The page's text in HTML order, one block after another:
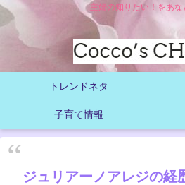
主婦の知りたい！をあな
トレンドネタ
子育て情報
ジュリアーノアレジの経